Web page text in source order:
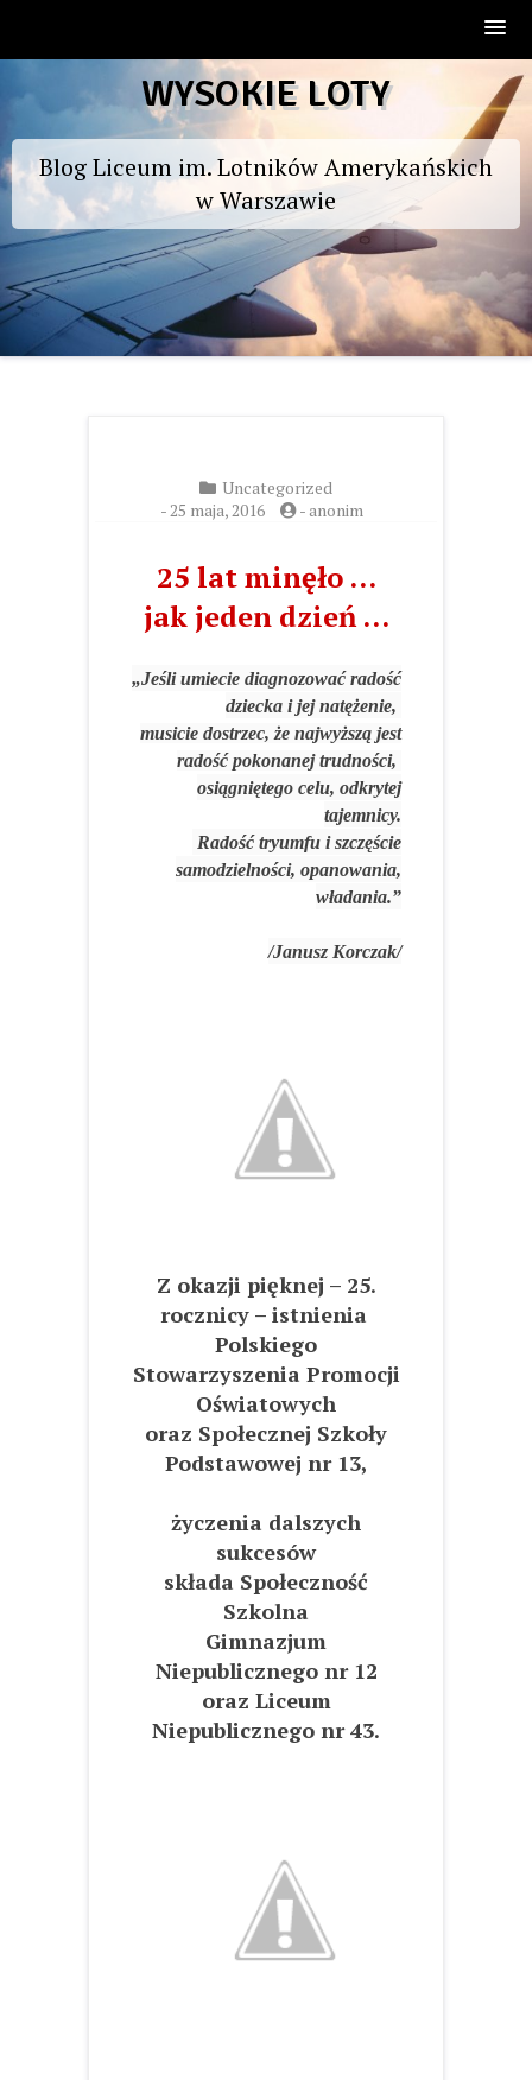
to
WYSOKIE LOTY
Blog Liceum im. Lotników Amerykańskich
w Warszawie
Uncategorized
-25 maja, 2016 -anonim
25 lat minęło …
jak jeden dzień …
„Jeśli umiecie diagnozować radość
dziecka i jej natężenie,
musicie dostrzec, że najwyższą jest
radość pokonanej trudności,
osiągniętego celu, odkrytej
tajemnicy.
Radość tryumfu i szczęście
samodzielności, opanowania,
władania.”
/Janusz Korczak/
Z okazji pięknej – 25.
rocznicy – istnienia
Polskiego
Stowarzyszenia Promocji
Oświatowych
oraz Społecznej Szkoły
Podstawowej nr 13,
życzenia dalszych
sukcesów
składa Społeczność
Szkolna
Gimnazjum
Niepublicznego nr 12
oraz Liceum
Niepublicznego nr 43.